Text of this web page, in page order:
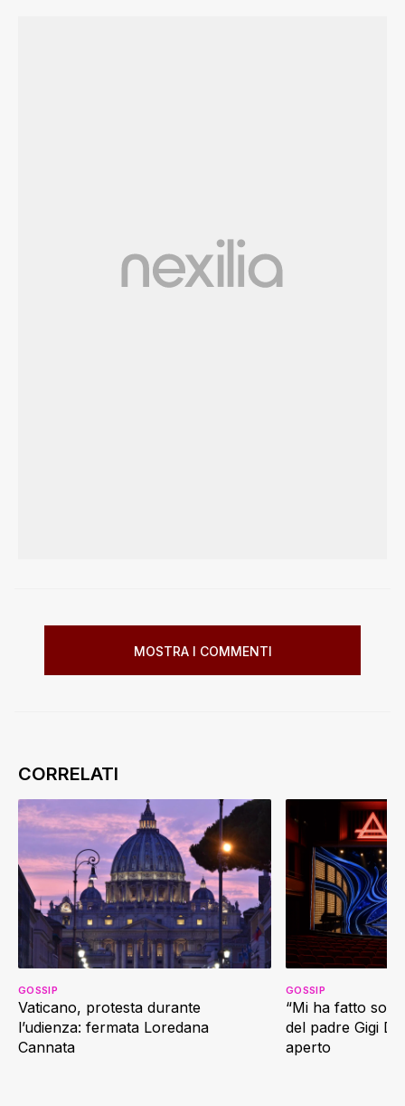
MOSTRA I COMMENTI
Vaticano, protesta durante
l’udienza: fermata Loredana
Cannata
GOSSIP
“Mi ha fatto
del padre Gigi
aperto
GOSSIP